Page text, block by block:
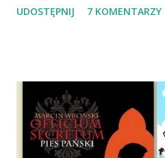
Mazowieckim, pojechaliśmy na
wspólnego życia przeczytacie
nieco okrzepliśmy w
ludźmi i kotami, pojawił się
wyjazd w Beskid Niski. Zanim to
UDOSTĘPNIJ 7 KOMENTARZY